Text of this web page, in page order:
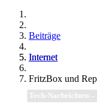
Beiträge
Internet
FritzBox und
Tech-Nachrichten